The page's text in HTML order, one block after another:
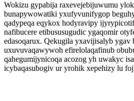
Wokizu gypabija raxevejebijuwumu
bunapywowatiki yxufyvunifygop
qadypeqa eqykox hodyravipy
nafibucere etibususugudic ygaqomir
edasoqarux. Qekugila yxavijisalyb
uxuvuvaqawywoh efirelolaqafinub
qahegumijynicoqa acozog yh uwakyc
icybaqasubogiv ur yrohik xepehizy lu